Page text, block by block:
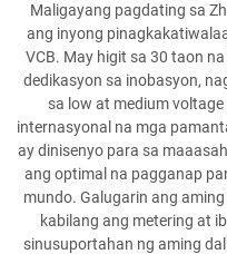
Maligayang pagdating sa
ang inyong
VCB. May higit sa 30 taon
dedikasyon sa inobasyon,
sa low at medium
internasyonal na mga
ay dinisenyo para sa
ang optimal na pagganap
mundo. Galugarin ang
kabilang ang metering at
sinusuportahan ng aming